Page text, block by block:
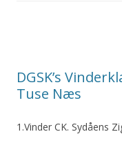
DGSK’s
Tuse Næs
1.Vinder CK. Sydåens